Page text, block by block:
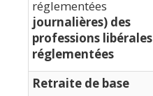
réglementées
journalières) des
professions libérales
réglementées
Retraite de base